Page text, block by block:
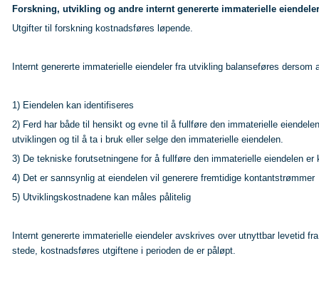
Forskning, utvikling og andre internt genererte immaterielle eiendeler
Utgifter til forskning kostnadsføres løpende.
Internt genererte immaterielle eiendeler fra utvikling balanseføres
1) Eiendelen kan identifiseres
2) Ferd har både til hensikt og evne til å fullføre den immaterielle
utviklingen og til å ta i bruk eller selge den immaterielle eiendelen.
3) De tekniske forutsetningene for å fullføre den immaterielle eiendelen er
4) Det er sannsynlig at eiendelen vil generere fremtidige kontantstrømmer
5) Utviklingskostnadene kan måles pålitelig
Internt genererte immaterielle eiendeler avskrives over utnyttbar levetid
stede, kostnadsføres utgiftene i perioden de er påløpt.